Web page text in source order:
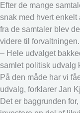
Efter de mange
snak med hvert
fra de samtaler blev
videre til forvaltningen.
– Hele udvalget
samlet politisk udvalg
På den måde har vi
udvalg, forklarer Jan
Det er baggrunden